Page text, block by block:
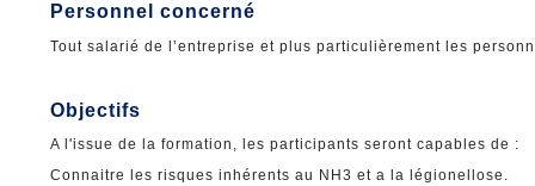
Personnel concerné
Tout salarié de l’entreprise et plus particulièrement les
Objectifs
A l'issue de la formation, les participants seront capables de :
Connaitre les risques inhérents au NH3 et a la légionellose.